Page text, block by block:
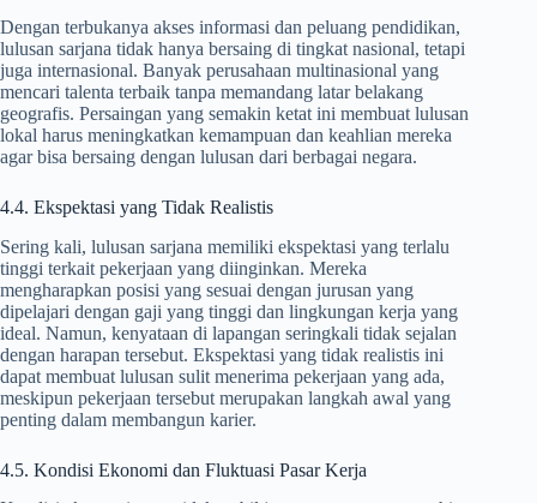
Dengan terbukanya akses informasi dan peluang pendidikan,
lulusan sarjana tidak hanya bersaing di tingkat nasional, tetapi
juga internasional. Banyak perusahaan multinasional yang
mencari talenta terbaik tanpa memandang latar belakang
geografis. Persaingan yang semakin ketat ini membuat lulusan
lokal harus meningkatkan kemampuan dan keahlian mereka
agar bisa bersaing dengan lulusan dari berbagai negara.
4.4. Ekspektasi yang Tidak Realistis
Sering kali, lulusan sarjana memiliki ekspektasi yang terlalu
tinggi terkait pekerjaan yang diinginkan. Mereka
mengharapkan posisi yang sesuai dengan jurusan yang
dipelajari dengan gaji yang tinggi dan lingkungan kerja yang
ideal. Namun, kenyataan di lapangan seringkali tidak sejalan
dengan harapan tersebut. Ekspektasi yang tidak realistis ini
dapat membuat lulusan sulit menerima pekerjaan yang ada,
meskipun pekerjaan tersebut merupakan langkah awal yang
penting dalam membangun karier.
4.5. Kondisi Ekonomi dan Fluktuasi Pasar Kerja